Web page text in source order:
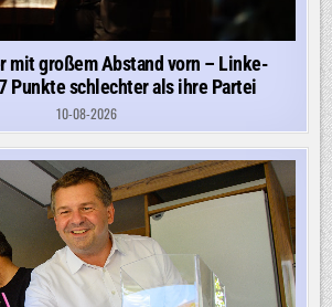
mit großem Abstand vorn – Linke-
Punkte schlechter als ihre Partei
10-08-2026